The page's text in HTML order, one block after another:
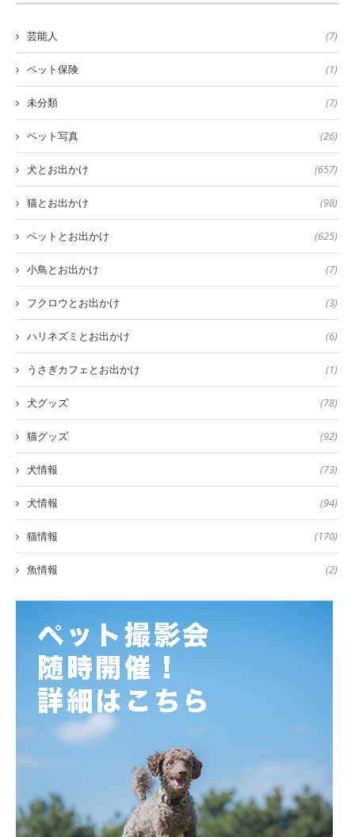
芸能人 (7)
ペット保険 (1)
未分類 (7)
ペット写真 (26)
犬とお出かけ (657)
猫とお出かけ (98)
ペットとお出かけ (625)
小鳥とお出かけ (7)
フクロウとお出かけ (3)
ハリネズミとお出かけ (6)
うさぎカフェとお出かけ (1)
犬グッズ (78)
猫グッズ (92)
犬情報 (73)
犬情報 (94)
猫情報 (170)
魚情報 (2)